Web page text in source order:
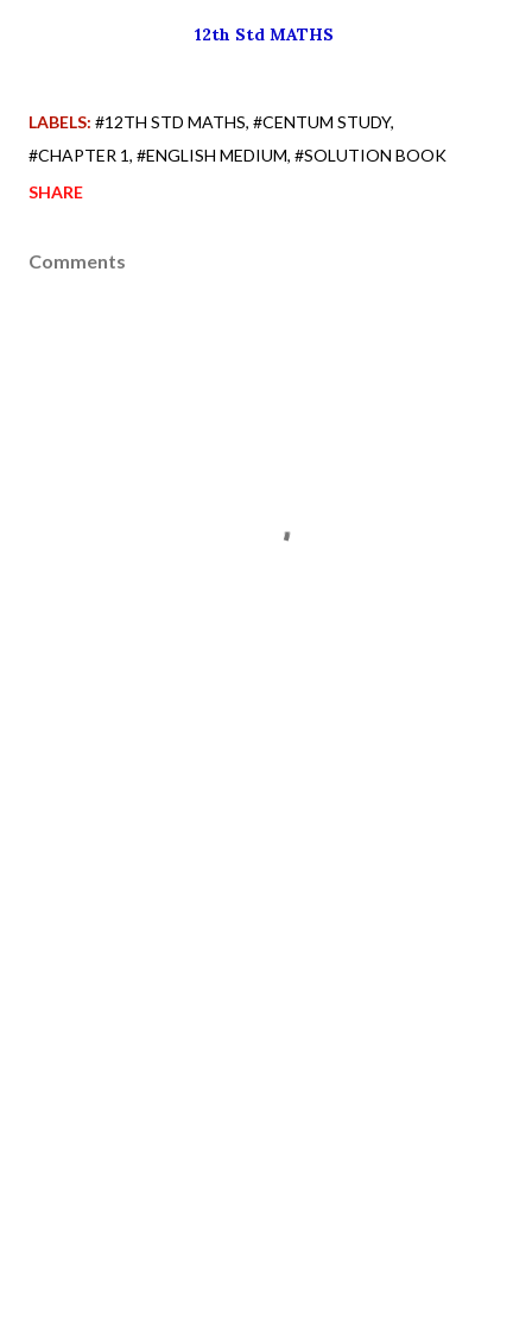
12th Std MATHS
LABELS: #12TH STD MATHS #CENTUM STUDY
#CHAPTER 1 #ENGLISH MEDIUM #SOLUTION BOOK
SHARE
Comments